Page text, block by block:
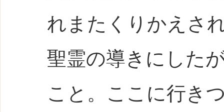
れまたくりかえさ
聖霊の導きにした
こと。ここに行き